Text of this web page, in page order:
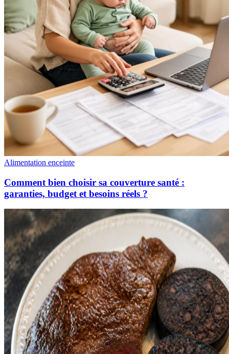
Alimentation enceinte
Comment bien choisir sa couverture santé :
garanties, budget et besoins réels ?